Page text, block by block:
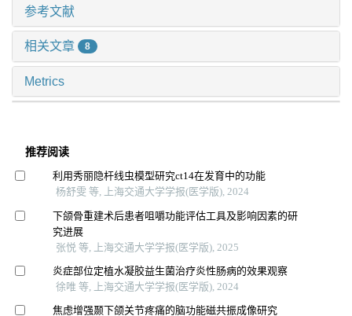
参考文献
相关文章 8
Metrics
推荐阅读
利用秀丽隐杆线虫模型研究ct14在发育中的功能
杨舒雯 等, 上海交通大学学报(医学版), 2024
下颌骨重建术后患者咀嚼功能评估工具及影响因素的研
究进展
张悦 等, 上海交通大学学报(医学版), 2025
炎症部位定植水凝胶益生菌治疗炎性肠病的效果观察
徐唯 等, 上海交通大学学报(医学版), 2024
焦虑增强颞下颌关节疼痛的脑功能磁共振成像研究